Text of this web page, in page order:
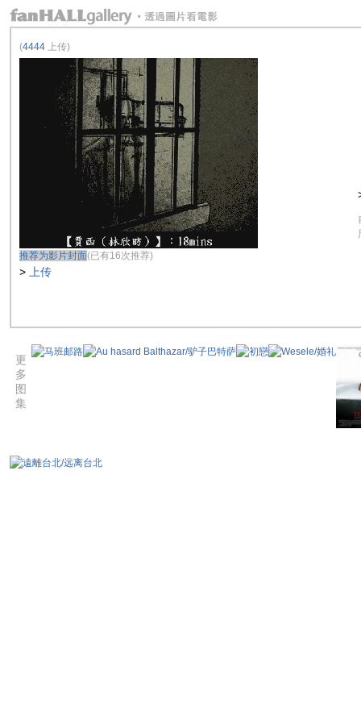
(4444 上传)
推荐为影片封面(已有16次推荐)
> 上传
更
多
图
集